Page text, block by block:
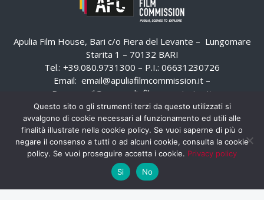
Apulia Film House, Bari c/o Fiera del Levante – Lungomare
Starita 1 – 70132 BARI
Tel.: +39.080.9731300 – P.I.: 06631230726
Email: email@apuliafilmcommission.it –
Pec:
email@pec.apuliafilmcommission.it
Questo sito o gli strumenti terzi da questo utilizzati si
avvalgono di cookie necessari al funzionamento ed utili alle
finalità illustrate nella cookie policy. Se vuoi saperne di più o
negare il consenso a tutti o ad alcuni cookie, consulta la cookie
policy. Se vuoi proseguire accetta i cookie. Privacy policy
Si
No